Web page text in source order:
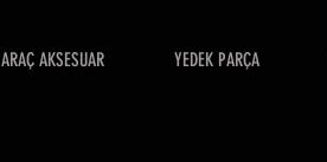
ARAÇ AKSESUAR YEDEK PARÇA